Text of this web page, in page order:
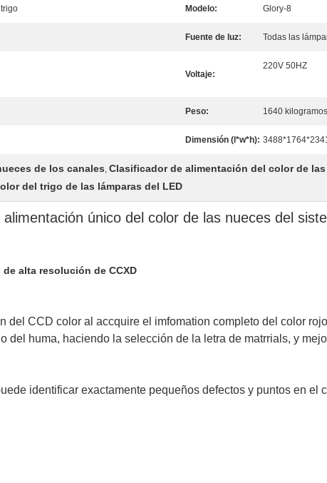
Modelo: Glory-8
Fuente de luz: Todas las
Voltaje:
220V 50HZ
Peso: 1640 kilogramos
Dimensión (l*w*h):
de los canales, Clasificador de alimentación del color de
del trigo de las lámparas del LED
alimentación único del color de las nueces del
alta resolución de CCXD
del CCD color al accquire el imfomation completo del color
del huma, haciendo la selección de la letra de matrrials, y
identificar exactamente pequeños defectos y puntos en el